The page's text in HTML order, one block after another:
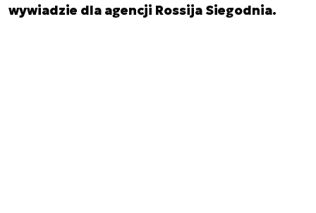
wywiadzie dla agencji Rossija Siegodnia.